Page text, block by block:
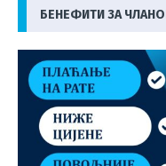
БЕНЕФИТИ ЗА